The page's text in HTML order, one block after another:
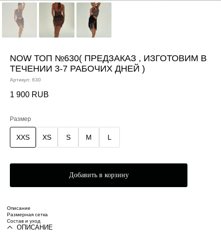
NOW ТОП №630( ПРЕДЗАКАЗ , ИЗГОТОВИМ В
ТЕЧЕНИИ 3-7 РАБОЧИХ ДНЕЙ )
Артикул: 630
1 900 RUB
Размер
XXS XS S M L
Добавить в корзину
Описание
Размерная сетка
Состав и уход
ОПИСАНИЕ